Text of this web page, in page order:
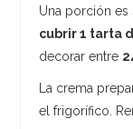
Una porción es
cubrir 1 tarta
decorar entre
La crema
el frigorífico.